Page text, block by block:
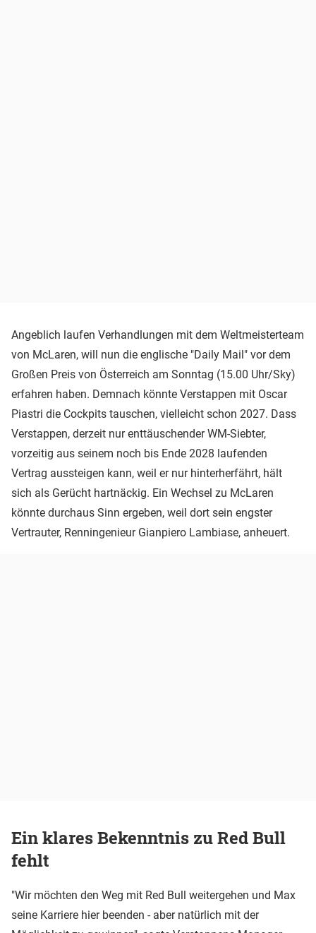
Angeblich laufen Verhandlungen mit dem Weltmeisterteam
von McLaren, will nun die englische "Daily Mail" vor dem
Großen Preis von Österreich am Sonntag (15.00 Uhr/Sky)
erfahren haben. Demnach könnte Verstappen mit Oscar
Piastri die Cockpits tauschen, vielleicht schon 2027. Dass
Verstappen, derzeit nur enttäuschender WM-Siebter,
vorzeitig aus seinem noch bis Ende 2028 laufenden
Vertrag aussteigen kann, weil er nur hinterherfährt, hält
sich als Gerücht hartnäckig. Ein Wechsel zu McLaren
könnte durchaus Sinn ergeben, weil dort sein engster
Vertrauter, Renningenieur Gianpiero Lambiase, anheuert.
Ein klares Bekenntnis zu Red Bull
fehlt
"Wir möchten den Weg mit Red Bull weitergehen und Max
seine Karriere hier beenden - aber natürlich mit der